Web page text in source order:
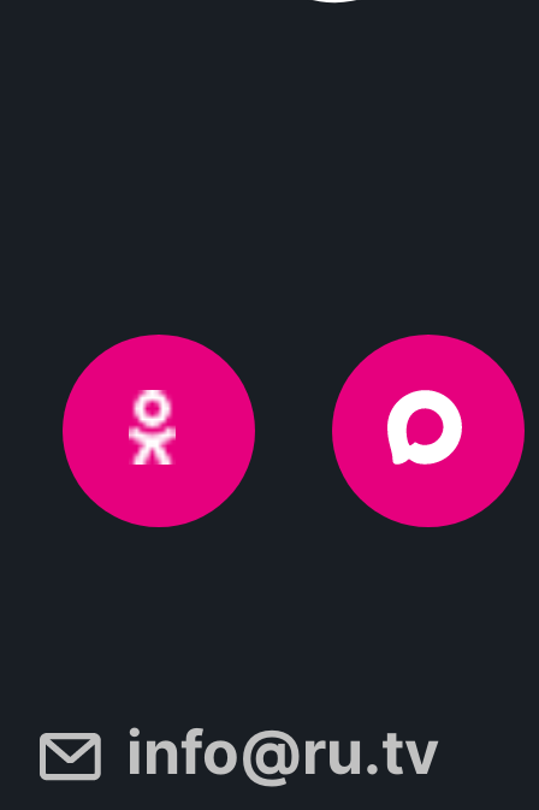
info@ru.tv